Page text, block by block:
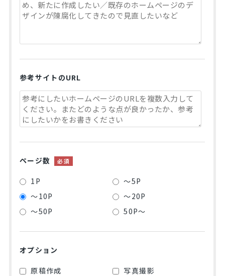
参考サイトのURL
ページ数 必須
1P
～5P
～10P
～20P
～50P
50P～
オプション
原稿作成
写真撮影